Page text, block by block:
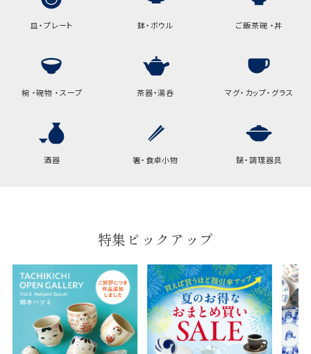
皿・プレート 鉢・ボウル ご飯茶碗 ・丼
椀 ・碗物 ・スープ 茶器・湯呑 マグ・カップ・グラス
酒器 箸・食卓小物 鍋・調理器具
特集ピックアップ